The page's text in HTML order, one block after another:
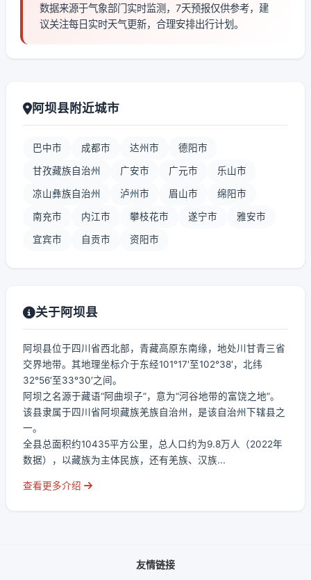
数据来源于气象部门实时监测，7天预报仅供参考，建
议关注每日实时天气更新，合理安排出行计划。
阿坝县附近城市
巴中市 成都市 达州市 德阳市
甘孜藏族自治州 广安市 广元市 乐山市
凉山彝族自治州 泸州市 眉山市 绵阳市
南充市 内江市 攀枝花市 遂宁市 雅安市
宜宾市 自贡市 资阳市
关于阿坝县
阿坝县位于四川省西北部，青藏高原东南缘，地处川甘青三省
交界地带。其地理坐标介于东经101°17′至102°38′，北纬
32°56′至33°30′之间。
阿坝之名源于藏语“阿曲坝子”，意为“河谷地带的富饶之地”。
该县隶属于四川省阿坝藏族羌族自治州，是该自治州下辖县之
一。
全县总面积约10435平方公里，总人口约为9.8万人（2022年
数据），以藏族为主体民族，还有羌族、汉族...
查看更多介绍
友情链接